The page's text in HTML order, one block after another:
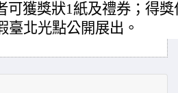
可獲獎狀1紙及禮券；得
臺北光點公開展出。